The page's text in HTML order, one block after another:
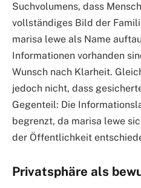
Suchvolumens, dass
vollständiges Bild der
marisa lewe als Name
Informationen vorhanden
Wunsch nach Klarheit.
jedoch nicht, dass
Gegenteil: Die
begrenzt, da marisa lewe
der Öffentlichkeit
Privatsphäre als